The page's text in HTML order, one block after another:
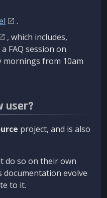
.
, which includes,
FAQ session on
mornings from 10am
user?
project, and is also
do so on their own
documentation evolve
to it.